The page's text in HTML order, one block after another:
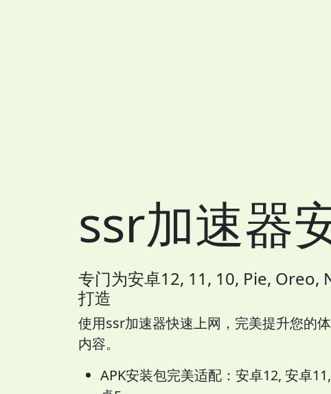
ssr加速器
专门为安卓12, 11, 10, Pie,
打造
使用ssr加速器快速上网，完美提升您的
内容。
APK安装包完美适配：安卓12, 安卓